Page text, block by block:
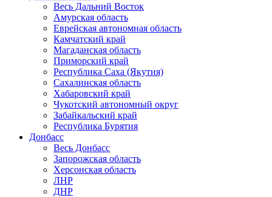
Весь Дальний Восток
Амурская область
Еврейская автономная область
Камчатский край
Магаданская область
Приморский край
Республика Саха (Якутия)
Сахалинская область
Хабаровский край
Чукотский автономный округ
Забайкальский край
Республика Бурятия
Донбасс
Весь Донбасс
Запорожская область
Херсонская область
ЛНР
ДНР